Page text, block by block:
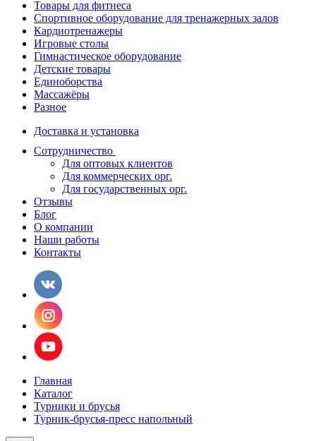
Товары для фитнеса
Спортивное оборудование для тренажерных залов
Кардиотренажеры
Игровые столы
Гимнастическое оборудование
Детские товары
Единоборства
Массажёры
Разное
Доставка и установка
Сотрудничество
Для оптовых клиентов
Для коммерческих орг.
Для государственных орг.
Отзывы
Блог
О компании
Наши работы
Контакты
Главная
Каталог
Турники и брусья
Турник-брусья-пресс напольный